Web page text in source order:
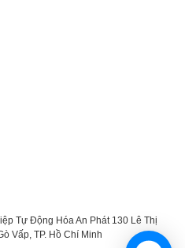
Tự Động Hóa An Phát 130 Lê Thị
Vấp, TP. Hồ Chí Minh